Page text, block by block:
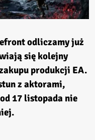
odliczamy już
się kolejny
produkcji EA.
z aktorami,
17 listopada nie